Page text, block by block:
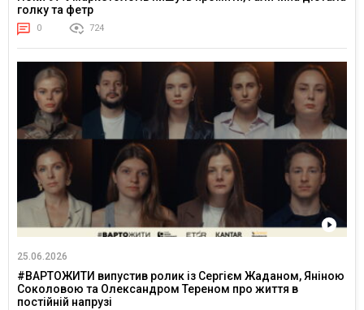
голку та фетр
0 724
25.06.2026
#ВАРТОЖИТИ випустив ролик із Сергієм Жаданом, Яніною
Соколовою та Олександром Тереном про життя в
постійній напрузі